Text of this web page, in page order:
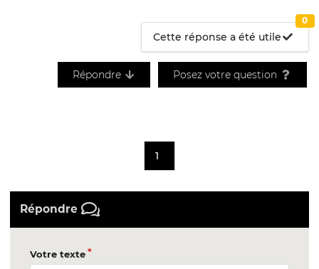
Cette réponse a été utile
0
Répondre Posez votre question
1
Répondre
Votre texte